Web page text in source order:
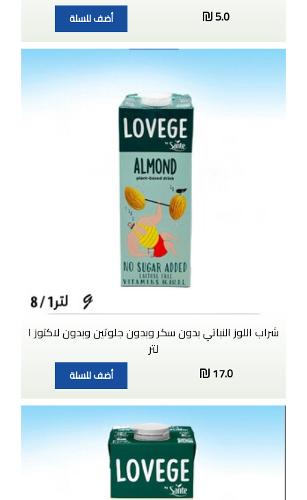
5.0
أضف للسلة
شراب اللوز النباتي بدون سكر وبدون جلوتين وبدون لاكتوز ١
لتر
17.0
أضف للسلة